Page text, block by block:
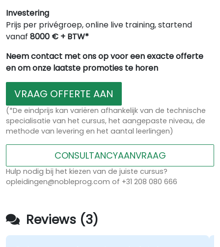
Investering
Prijs per privégroep, online live training, startend
vanaf 8000 € + BTW*
Neem contact met ons op voor een exacte offerte
en om onze laatste promoties te horen
VRAAG OFFERTE AAN
(*De eindprijs kan variëren afhankelijk van de technische
specialisatie van het cursus, het aangepaste niveau, de
methode van levering en het aantal leerlingen)
CONSULTANCYAANVRAAG
Hulp nodig bij het kiezen van de juiste cursus?
opleidingen@nobleprog.com of +31 208 080 666
Reviews (3)